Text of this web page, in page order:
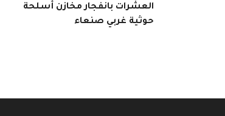
العشرات بانفجار مخازن أسلحة
حوثية غربي صنعاء